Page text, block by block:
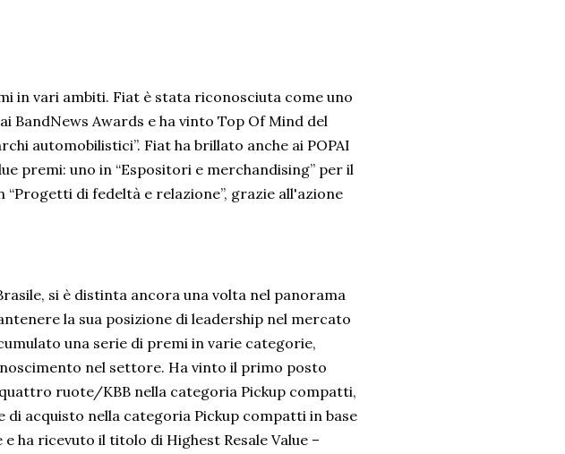
in vari ambiti. Fiat è stata riconosciuta come uno
BandNews Awards e ha vinto Top Of Mind del
automobilistici”. Fiat ha brillato anche ai POPAI
premi: uno in “Espositori e merchandising” per il
di fedeltà e relazione”, grazie all'azione
si è distinta ancora una volta nel panorama
la sua posizione di leadership nel mercato
una serie di premi in varie categorie,
nel settore. Ha vinto il primo posto
ruote/KBB nella categoria Pickup compatti,
acquisto nella categoria Pickup compatti in base
ha ricevuto il titolo di Highest Resale Value –